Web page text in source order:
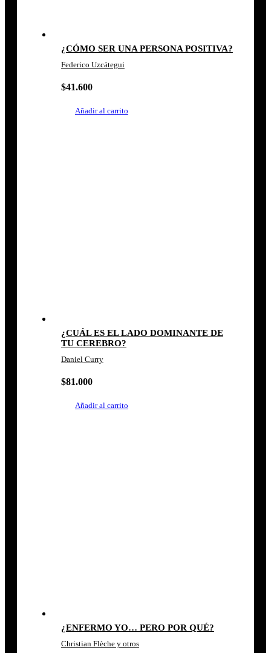
¿CÓMO SER UNA PERSONA POSITIVA?
Federico Uzcátegui
$41.600
Añadir al carrito
¿CUÁL ES EL LADO DOMINANTE DE
TU CEREBRO?
Daniel Curry
$81.000
Añadir al carrito
¿ENFERMO YO… PERO POR QUÉ?
Christian Flèche y otros